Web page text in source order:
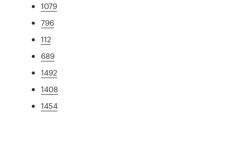
1079
796
112
689
1492
1408
1454